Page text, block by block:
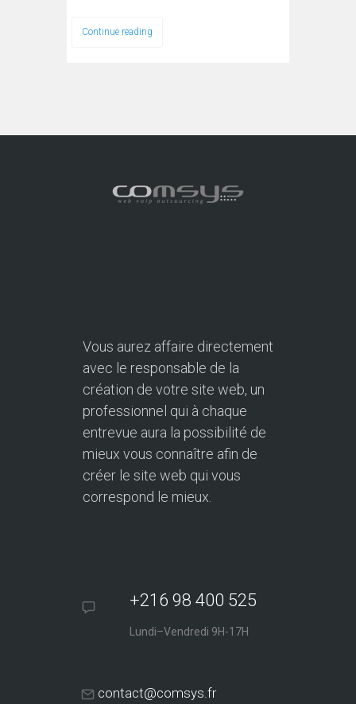
Continue reading
Vous aurez affaire directement
avec le responsable de la
création de votre site web, un
professionnel qui à chaque
entrevue aura la possibilité de
mieux vous connaître afin de
créer le site web qui vous
correspond le mieux.
+216 98 400 525
Lundi–Vendredi 9H-17H
contact@comsys.fr